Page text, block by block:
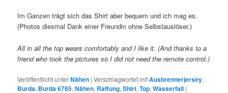
Im Ganzen trägt sich das Shirt aber bequem und ich mag es.
(Photos diesmal Dank einer Freundin ohne Selbstauslöser.)
All in all the top wears comfortably and I like it. (And thanks to a
friend who took the pictures so I did not need the remote control.)
Veröffentlicht unterNähen |Verschlagwortet mitAusbrennerjersey,
Burda. Burda 6785,Nähen, Raffung,Shirt,Top,Wasserfall |